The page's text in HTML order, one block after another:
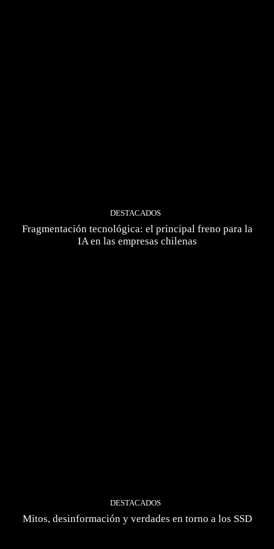
DESTACADOS
Fragmentación tecnológica: el principal freno para la
IA en las empresas chilenas
DESTACADOS
Mitos, desinformación y verdades en torno a los SSD